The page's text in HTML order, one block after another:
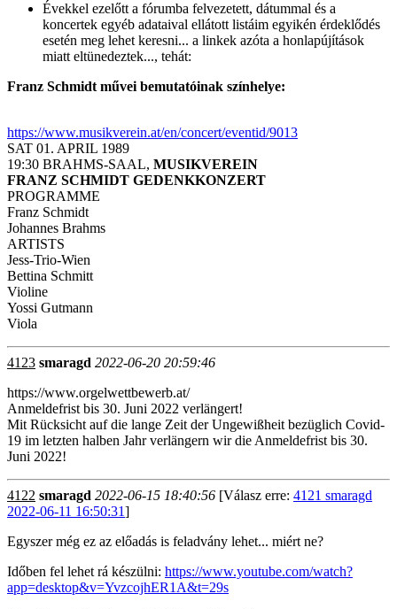
Évekkel ezelőtt a fórumba felvezetett, dátummal és a
koncertek egyéb adataival ellátott listáim egyikén érdeklődés
esetén meg lehet keresni... a linkek azóta a honlapújítások
miatt eltünedeztek..., tehát:
Franz Schmidt művei bemutatóinak színhelye:
https://www.musikverein.at/en/concert/eventid/9013
SAT 01. APRIL 1989
19:30 BRAHMS-SAAL, MUSIKVEREIN
FRANZ SCHMIDT GEDENKKONZERT
PROGRAMME
Franz Schmidt
Johannes Brahms
ARTISTS
Jess-Trio-Wien
Bettina Schmitt
Violine
Yossi Gutmann
Viola
4123 smaragd 2022-06-20 20:59:46
https://www.orgelwettbewerb.at/
Anmeldefrist bis 30. Juni 2022 verlängert!
Mit Rücksicht auf die lange Zeit der Ungewißheit bezüglich Covid-
19 im letzten halben Jahr verlängern wir die Anmeldefrist bis 30.
Juni 2022!
4122 smaragd 2022-06-15 18:40:56 [Válasz erre: 4121 smaragd
2022-06-11 16:50:31]
Egyszer még ez az előadás is feladvány lehet... miért ne?
Időben fel lehet rá készülni: https://www.youtube.com/watch?
app=desktop&v=YvzcojhER1A&t=29s